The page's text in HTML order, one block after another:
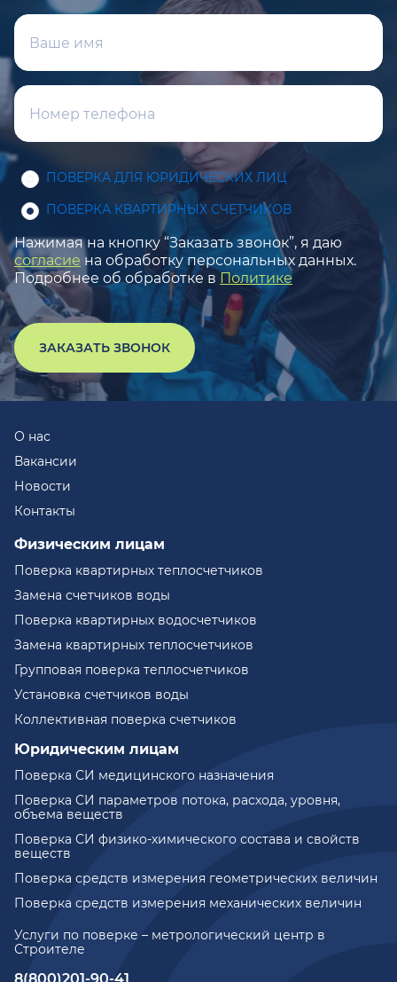
ПОВЕРКА ДЛЯ ЮРИДИЧЕСКИХ ЛИЦ
ПОВЕРКА КВАРТИРНЫХ СЧЕТЧИКОВ
Нажимая на кнопку “Заказать звонок”, я даю
согласие на обработку персональных данных.
Подробнее об обработке в Политике
ЗАКАЗАТЬ ЗВОНОК
Услуги по поверке – метрологический центр в
Строителе
О нас
Вакансии
Новости
Контакты
Физическим лицам
Поверка квартирных теплосчетчиков
Замена счетчиков воды
Поверка квартирных водосчетчиков
Замена квартирных теплосчетчиков
Групповая поверка теплосчетчиков
Установка счетчиков воды
Коллективная поверка счетчиков
Юридическим лицам
Поверка СИ медицинского назначения
Поверка СИ параметров потока, расхода, уровня,
объема веществ
Поверка СИ физико-химического состава и свойств
веществ
Поверка средств измерения геометрических величин
Поверка средств измерения механических величин